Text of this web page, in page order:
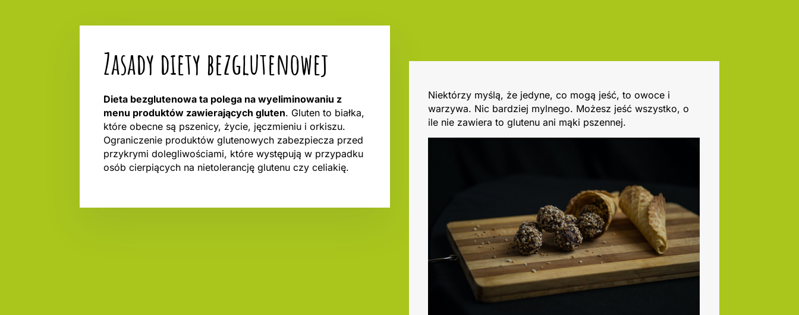
Zasady diety bezglutenowej
Dieta bezglutenowa ta polega na wyeliminowaniu z
menu produktów zawierających gluten. Gluten to białka,
które obecne są pszenicy, życie, jęczmieniu i orkiszu.
Ograniczenie produktów glutenowych zabezpiecza przed
przykrymi dolegliwościami, które występują w przypadku
osób cierpiących na nietolerancję glutenu czy celiakię.
Niektórzy myślą, że jedyne, co mogą jeść, to owoce i
warzywa. Nic bardziej mylnego. Możesz jeść wszystko, o
ile nie zawiera to glutenu ani mąki pszennej.